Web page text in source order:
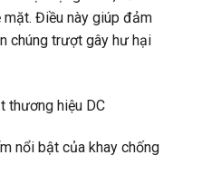
Điều này giúp đảm
chúng trượt gây hư hại
nổi bật của khay chống